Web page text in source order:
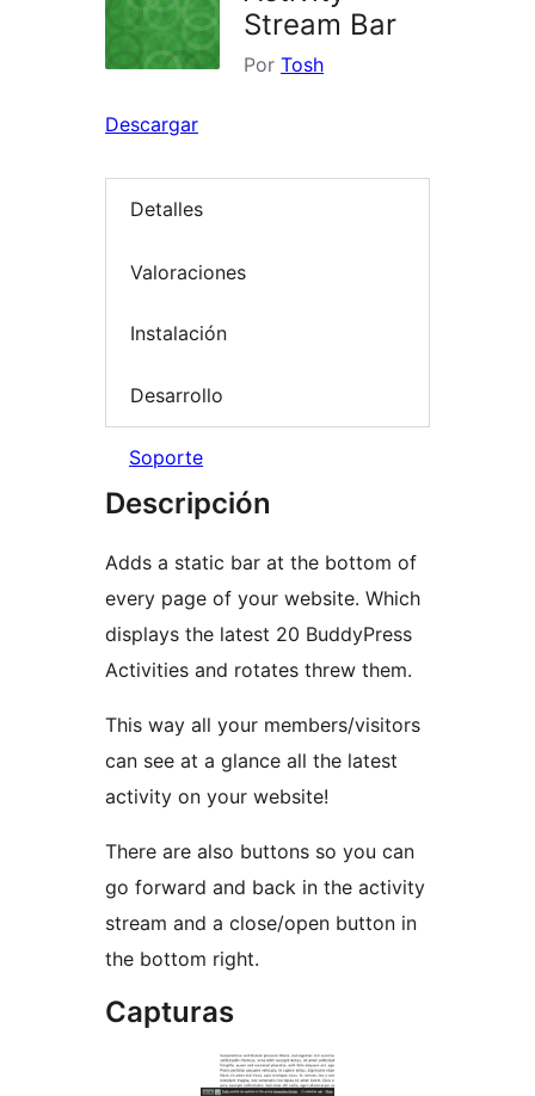
Stream Bar
Por Tosh
Descargar
Detalles
Valoraciones
Instalación
Desarrollo
Soporte
Descripción
Adds a static bar at the bottom of
every page of your website. Which
displays the latest 20 BuddyPress
Activities and rotates threw them.
This way all your members/visitors
can see at a glance all the latest
activity on your website!
There are also buttons so you can
go forward and back in the activity
stream and a close/open button in
the bottom right.
Capturas